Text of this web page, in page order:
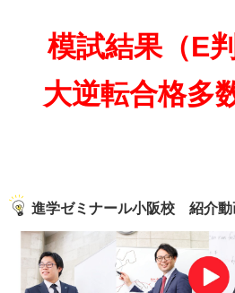
模試結果（E
大逆転合格多
進学ゼミナール小阪校 紹介動